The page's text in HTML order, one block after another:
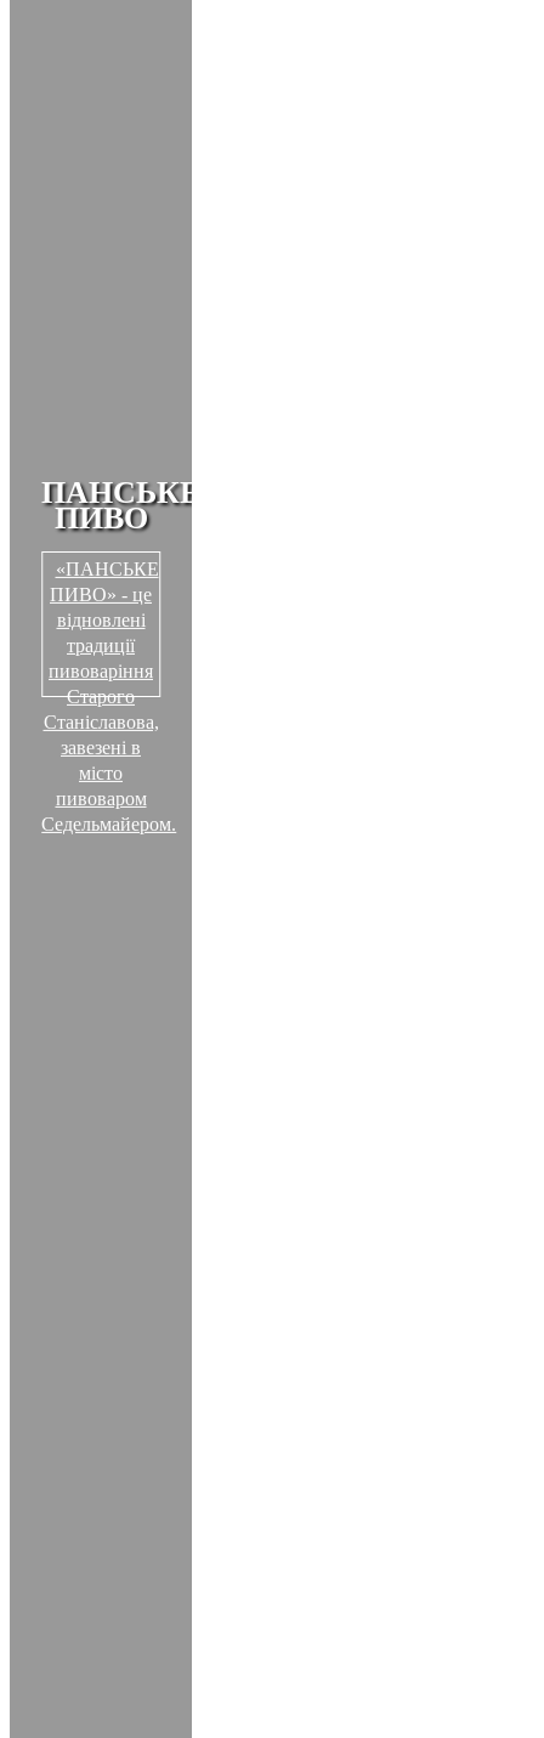
ПАНСЬКЕ
ПИВО
«ПАНСЬКЕ
ПИВО» - це
відновлені
традиції
пивоваріння
Старого
Станіславова,
завезені в
місто
пивоваром
Седельмайером.